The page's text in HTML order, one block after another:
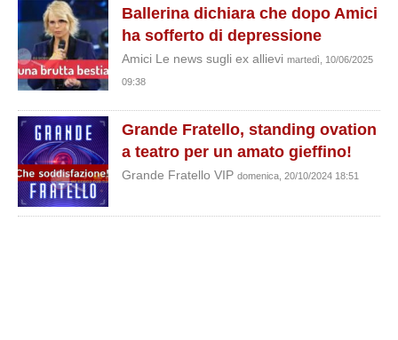
Ballerina dichiara che dopo Amici
ha sofferto di depressione
Amici Le news sugli ex allievi martedì, 10/06/2025
09:38
Grande Fratello, standing ovation
a teatro per un amato gieffino!
Grande Fratello VIP domenica, 20/10/2024 18:51